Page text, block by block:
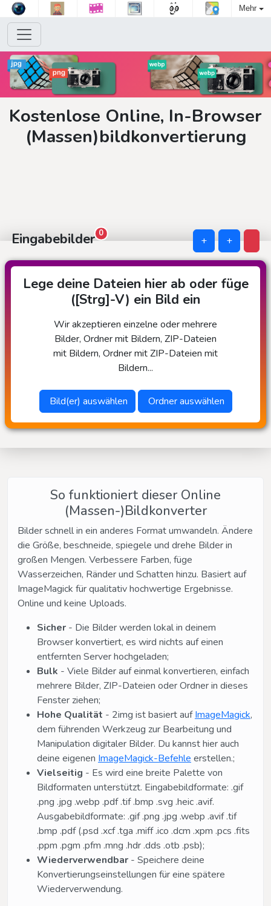
Mehr
Kostenlose Online, In-Browser
(Massen)bildkonvertierung
0
Eingabebilder + +
Lege deine Dateien hier ab oder füge
([Strg]-V) ein Bild ein
Wir akzeptieren einzelne oder mehrere
Bilder, Ordner mit Bildern, ZIP-Dateien
mit Bildern, Ordner mit ZIP-Dateien mit
Bildern...
Bild(er) auswählen Ordner auswählen
So funktioniert dieser Online
(Massen-)Bildkonverter
Bilder schnell in ein anderes Format umwandeln. Ändere
die Größe, beschneide, spiegele und drehe Bilder in
großen Mengen. Verbessere Farben, füge
Wasserzeichen, Ränder und Schatten hinzu. Basiert auf
ImageMagick für qualitativ hochwertige Ergebnisse.
Online und keine Uploads.
Sicher - Die Bilder werden lokal in deinem
Browser konvertiert, es wird nichts auf einen
entfernten Server hochgeladen;
Bulk - Viele Bilder auf einmal konvertieren, einfach
mehrere Bilder, ZIP-Dateien oder Ordner in dieses
Fenster ziehen;
Hohe Qualität - 2img ist basiert aufImageMagick,
dem führenden Werkzeug zur Bearbeitung und
Manipulation digitaler Bilder. Du kannst hier auch
deine eigenen ImageMagick-Befehle erstellen.;
Vielseitig - Es wird eine breite Palette von
Bildformaten unterstützt. Eingabebildformate: .gif
.png .jpg .webp .pdf .tif .bmp .svg .heic .avif.
Ausgabebildformate: .gif .png .jpg .webp .avif .tif
.bmp .pdf (.psd .xcf .tga .miff .ico .dcm .xpm .pcs .fits
.ppm .pgm .pfm .mng .hdr .dds .otb .psb);
Wiederverwendbar - Speichere deine
Konvertierungseinstellungen für eine spätere
Wiederverwendung.